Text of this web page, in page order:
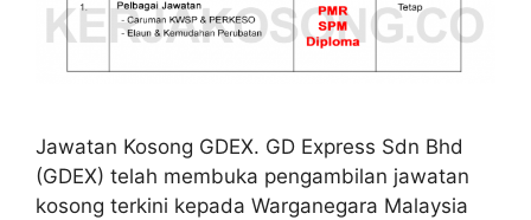
Jawatan Kosong GDEX. GD Express Sdn Bhd
(GDEX) telah membuka pengambilan jawatan
kosong terkini kepada Warganegara Malaysia